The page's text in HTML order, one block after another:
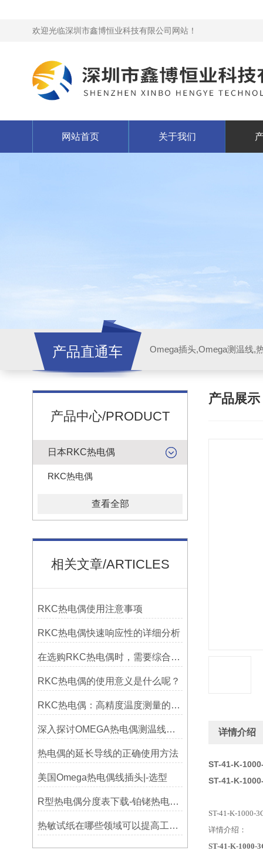
欢迎光临深圳市鑫博恒业科技有限公司网站！
网站首页 关于我们
产品直通车
产品中心/PRODUCT
日本RKC热电偶
RKC热电偶
查看全部
相关文章/ARTICLES
RKC热电偶使用注意事项
RKC热电偶快速响应性的详细分析
在选购RKC热电偶时，需要综合考虑多个因素
RKC热电偶的使用意义是什么呢？
RKC热电偶：高精度温度测量的理想选择
深入探讨OMEGA热电偶测温线的制作工艺
热电偶的延长导线的正确使用方法
美国Omega热电偶线插头|-选型
R型热电偶分度表下载-铂铑热电偶分度表下载
热敏试纸在哪些领域可以提高工作效率？
产品展示
详情介绍
ST-41-K-
ST-41-K-
ST-41-K-1000-
详情介绍：
ST-41-K-1000-